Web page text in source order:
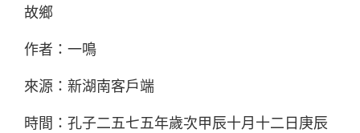
故鄉
作者：一鳴
來源：新湖南客戶端
時間：孔子二五七五年歲次甲辰十月十二日庚辰